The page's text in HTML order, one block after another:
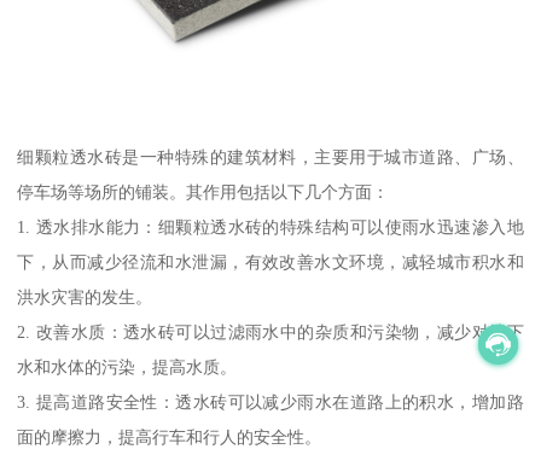
细颗粒透水砖是一种特殊的建筑材料，主要用于城市道路、广场、
停车场等场所的铺装。其作用包括以下几个方面：
1. 透水排水能力：细颗粒透水砖的特殊结构可以使雨水迅速渗入地
下，从而减少径流和水泄漏，有效改善水文环境，减轻城市积水和
洪水灾害的发生。
2. 改善水质：透水砖可以过滤雨水中的杂质和污染物，减少对地下
水和水体的污染，提高水质。
3. 提高道路安全性：透水砖可以减少雨水在道路上的积水，增加路
面的摩擦力，提高行车和行人的安全性。